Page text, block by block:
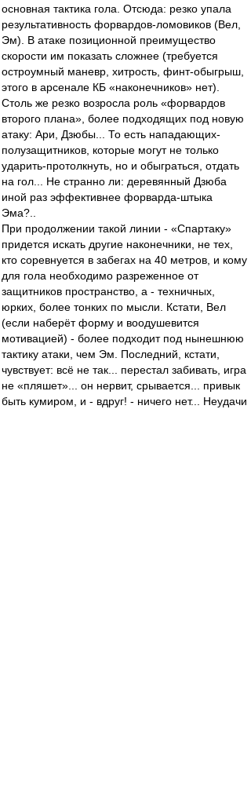
основная тактика гола. Отсюда: резко упала
результативность форвардов-ломовиков (Вел,
Эм). В атаке позиционной преимущество
скорости им показать сложнее (требуется
остроумный маневр, хитрость, финт-обыгрыш,
этого в арсенале КБ «наконечников» нет).
Столь же резко возросла роль «форвардов
второго плана», более подходящих под новую
атаку: Ари, Дзюбы... То есть нападающих-
полузащитников, которые могут не только
ударить-протолкнуть, но и обыграться, отдать
на гол... Не странно ли: деревянный Дзюба
иной раз эффективнее форварда-штыка
Эма?..
При продолжении такой линии - «Спартаку»
придется искать другие наконечники, не тех,
кто соревнуется в забегах на 40 метров, и кому
для гола необходимо разреженное от
защитников пространство, а - техничных,
юрких, более тонких по мысли. Кстати, Вел
(если наберёт форму и воодушевится
мотивацией) - более подходит под нынешнюю
тактику атаки, чем Эм. Последний, кстати,
чувствует: всё не так... перестал забивать, игра
не «пляшет»... он нервит, срывается... привык
быть кумиром, и - вдруг! - ничего нет... Неудачи